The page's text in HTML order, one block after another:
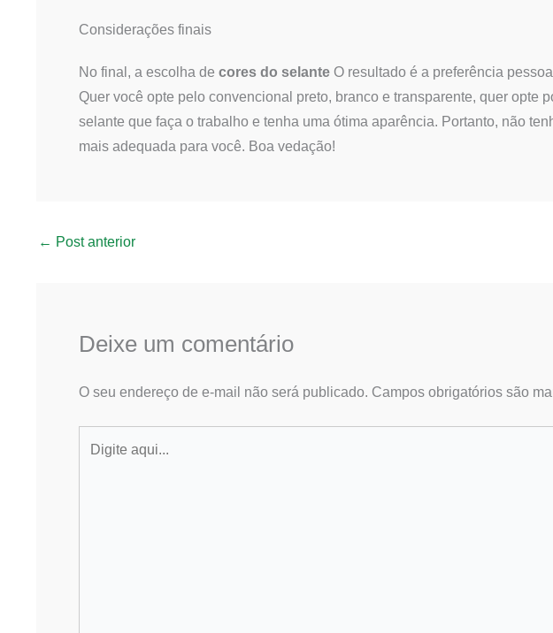
Considerações finais
No final, a escolha de cores do selante O resultado é a preferência
Quer você opte pelo convencional preto, branco e transparente, quer opte
selante que faça o trabalho e tenha uma ótima aparência. Portanto, não
mais adequada para você. Boa vedação!
← Post anterior
Deixe um comentário
O seu endereço de e-mail não será publicado. Campos obrigatórios são
aqui...